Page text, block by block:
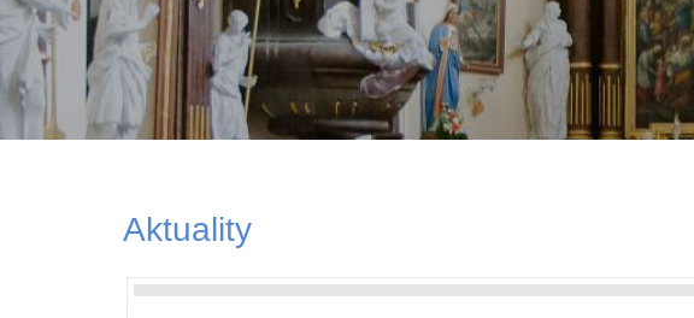
Aktuality